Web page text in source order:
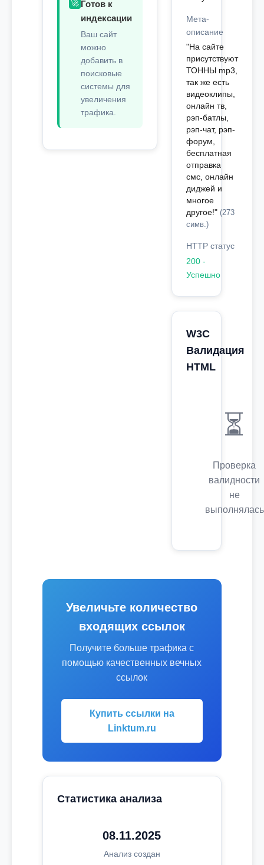
🚀 Готов к
индексации
Ваш сайт
можно
добавить в
поисковые
системы для
увеличения
трафика.
Мета-
описание
"На сайте
присутствуют
ТОННЫ mp3,
так же есть
видеоклипы,
онлайн тв,
рэп-батлы,
рэп-чат, рэп-
форум,
бесплатная
отправка
смс, онлайн
диджей и
многое
другое!" (273
симв.)
HTTP статус
200 -
Успешно
W3C
Валидация
HTML
⏳
Проверка
валидности
не
выполнялась
Увеличьте количество
входящих ссылок
Получите больше трафика с
помощью качественных вечных
ссылок
Купить ссылки на
Linktum.ru
Статистика анализа
08.11.2025
Анализ создан